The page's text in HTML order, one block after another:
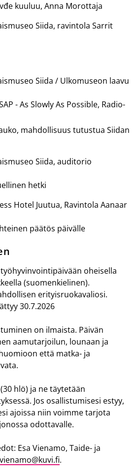
kuuluu, Anna Morottaja
Siida, ravintola Sarrit
Siida / Ulkomuseon laavu
- As Slowly As Possible, Radio-
mahdollisuus tutustua Siidan
Siida, auditorio
hetki
Hotel Juutua, Ravintola Aanaar
päätös päivälle
oheisella
(suomenkielinen).
erityisruokavaliosi.
30.7.2026
on ilmaista. Päivän
aamutarjoilun, lounaan ja
että matka- ja
hlö) ja ne täytetään
Jos osallistumisesi estyy,
ajoissa niin voimme tarjota
odottavalle.
Esa Vienamo, Taide- ja
.